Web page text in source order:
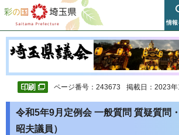
彩の国 埼玉県
情報
ページ番号：243673 掲載日：2023年
令和5年9月定例会 一般質問 質疑質問
昭夫議員）